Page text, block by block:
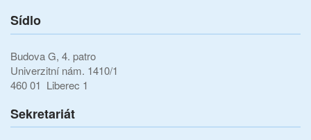
Sídlo
Budova G, 4. patro
Univerzitní nám. 1410/1
460 01 Liberec 1
Sekretariát